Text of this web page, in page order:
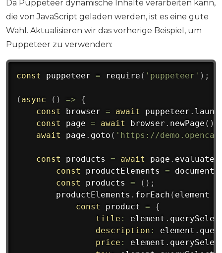
Da Puppeteer dynamische Inhalte verarbeiten kann,
die von JavaScript geladen werden, ist es eine gute
Wahl. Aktualisieren wir das vorherige Beispiel, um
Puppeteer zu verwenden:
const puppeteer = require ( 'puppeteer' ) ;
( async ( ) =>
{
const browser = await puppeteer .
const page = await browser . newPage ( )
await page . goto ( 'https://
const products = await page . evaluate
const productElements = document
const products = ( ) ;
        productElements
. forEach ( element
const product =
{
title : element .
description : element .
price : element .